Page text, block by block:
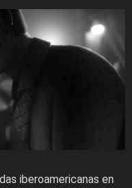
iberoamericanas en